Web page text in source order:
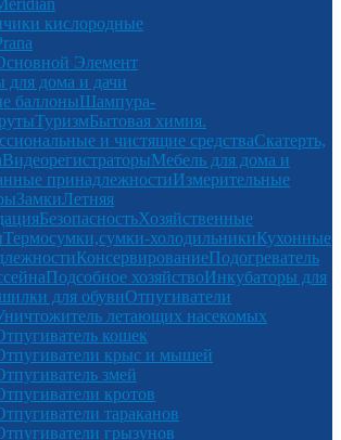
кислородные
Элемент
для дома и дачи
баллоныШампура-
ТуризмБытовая химия.
и чистящие средстваСкатерть,
ВидеорегистраторыМебель для дома и
принадлежностиИзмерительные
ЗамкиЛетняя
БезопасностьХозяйственные
Термосумки,сумки-холодильникиКухонные
КонсервированиеПодогреватель
Подсобное хозяйствоИнкубаторы для
для обувиОтпугиватели
летающих насекомых
кошек
крыс и мышей
змей
кротов
тараканов
грызунов